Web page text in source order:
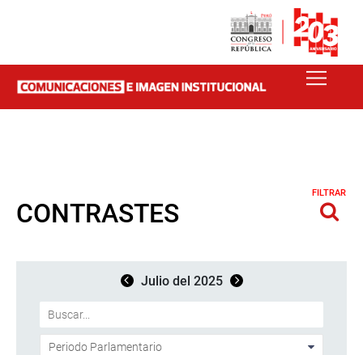
CONTRASTES
FILTRAR
Julio del 2025